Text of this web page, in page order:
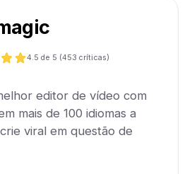
4.5 de 5 (453 críticas)
editor de vídeo com
mais de 100 idiomas a
viral em questão de